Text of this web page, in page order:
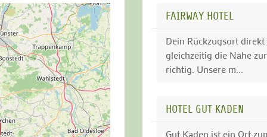
FAIRWAY HOTEL
Dein Rückzugsort
gleichzeitig die Nähe
richtig. Unsere m...
HOTEL GUT KADEN
Gut Kaden ist ein Ort